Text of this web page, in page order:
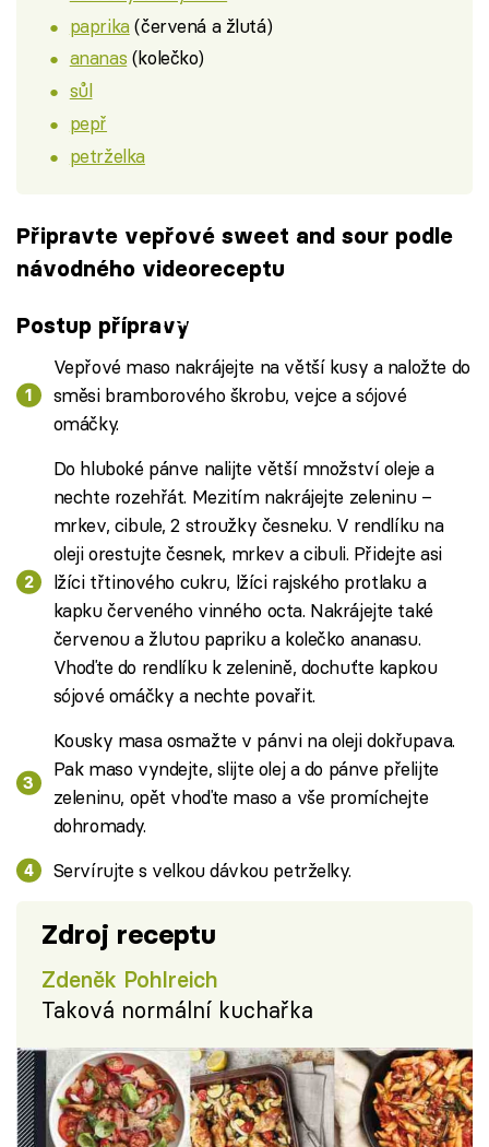
paprika(červená a žlutá)
ananas (kolečko)
sůl
pepř
petrželka
Připravte vepřové sweet and sour podle
návodného videoreceptu
Failed to fetch
Postup přípravy
Vepřové maso nakrájejte na větší kusy a naložte do
směsi bramborového škrobu, vejce a sójové
omáčky.
Do hluboké pánve nalijte větší množství oleje a
nechte rozehřát. Mezitím nakrájejte zeleninu –
mrkev, cibule, 2 stroužky česneku. V rendlíku na
oleji orestujte česnek, mrkev a cibuli. Přidejte asi
lžíci třtinového cukru, lžíci rajského protlaku a
kapku červeného vinného octa. Nakrájejte také
červenou a žlutou papriku a kolečko ananasu.
Vhoďte do rendlíku k zelenině, dochuťte kapkou
sójové omáčky a nechte povařit.
Kousky masa osmažte v pánvi na oleji dokřupava.
Pak maso vyndejte, slijte olej a do pánve přelijte
zeleninu, opět vhoďte maso a vše promíchejte
dohromady.
Servírujte s velkou dávkou petrželky.
Zdroj receptu
Zdeněk Pohlreich
Taková normální kuchařka